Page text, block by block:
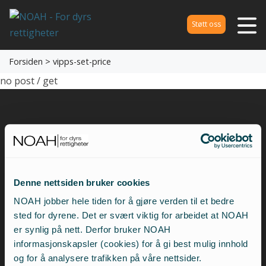
Denne nettsiden bruker cookies
NOAH jobber hele tiden for å gjøre verden til et bedre
sted for dyrene. Det er svært viktig for arbeidet at NOAH
er synlig på nett. Derfor bruker NOAH
informasjonskapsler (cookies) for å gi best mulig innhold
og for å analysere trafikken på våre nettsider.
Støtt oss
Forsiden > vipps-set-price
no post / get
Hold deg oppdatert på dyrs rettigheter ved å
abonnere på vårt nyhetsbrev!